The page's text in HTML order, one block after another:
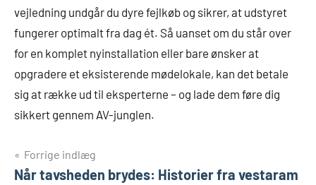
vejledning undgår du dyre fejlkøb og sikrer, at udstyret
fungerer optimalt fra dag ét. Så uanset om du står over
for en komplet nyinstallation eller bare ønsker at
opgradere et eksisterende mødelokale, kan det betale
sig at række ud til eksperterne – og lade dem føre dig
sikkert gennem AV-junglen.
Indlægsnavigation
Forrige indlæg
Når tavsheden brydes: Historier fra vestaram